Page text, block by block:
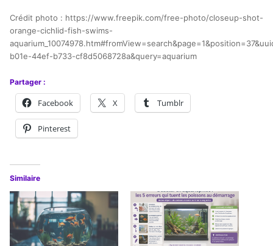
Crédit photo : https://www.freepik.com/free-photo/closeup-shot-
orange-cichlid-fish-swims-
b01e-44ef-b733-cf8d5068728a&query=aquarium
Partager :
Facebook X Tumblr
Pinterest
Similaire